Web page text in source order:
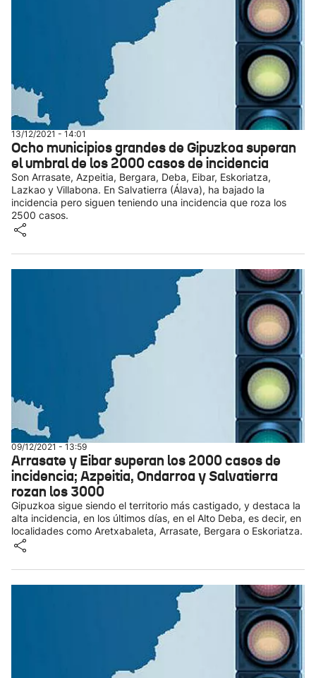
13/12/2021 - 14:01
Ocho municipios grandes de Gipuzkoa superan
el umbral de los 2000 casos de incidencia
Son Arrasate, Azpeitia, Bergara, Deba, Eibar, Eskoriatza,
Lazkao y Villabona. En Salvatierra (Álava), ha bajado la
incidencia pero siguen teniendo una incidencia que roza los
2500 casos.
09/12/2021 - 13:59
Arrasate y Eibar superan los 2000 casos de
incidencia; Azpeitia, Ondarroa y Salvatierra
rozan los 3000
Gipuzkoa sigue siendo el territorio más castigado, y destaca la
alta incidencia, en los últimos días, en el Alto Deba, es decir, en
localidades como Aretxabaleta, Arrasate, Bergara o Eskoriatza.